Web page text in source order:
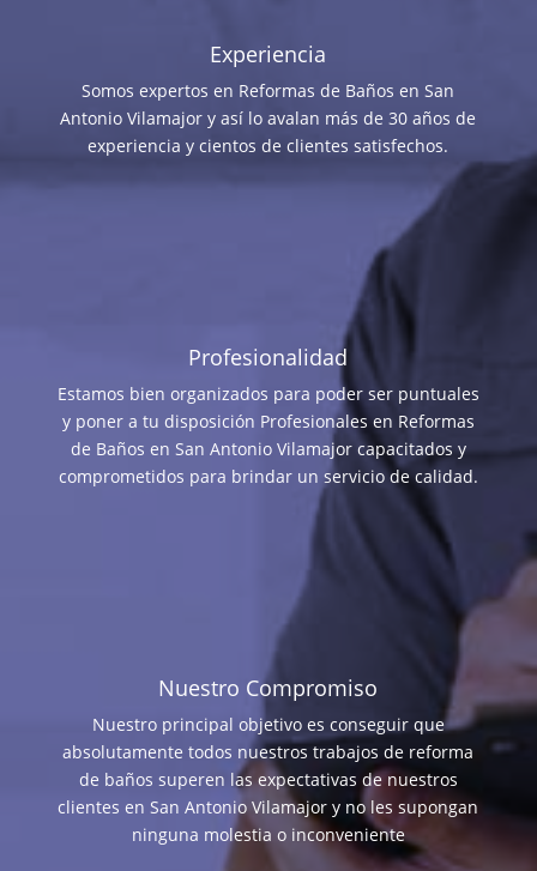
Experiencia
Somos expertos en Reformas de Baños en San
Antonio Vilamajor y así lo avalan más de 30 años de
experiencia y cientos de clientes satisfechos.
Profesionalidad
Estamos bien organizados para poder ser puntuales
y poner a tu disposición Profesionales en Reformas
de Baños en San Antonio Vilamajor capacitados y
comprometidos para brindar un servicio de calidad.
Nuestro Compromiso
Nuestro principal objetivo es conseguir que
absolutamente todos nuestros trabajos de reforma
de baños superen las expectativas de nuestros
clientes en San Antonio Vilamajor y no les supongan
ninguna molestia o inconveniente